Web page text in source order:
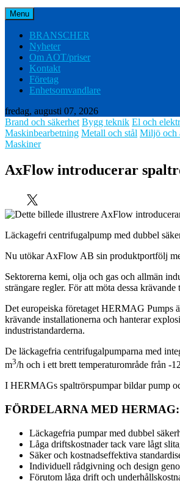
Menu
BRANSCHER
Nyheter
Om AOT/priser
Kontakt
Företag
Enhetsomvandlare
fredag, augusti 07, 2026
Brand och säkerhet Bygg teknik El och
Maskinbearbetning Metall och stål Miljö och
Maskiner
AxFlow introducerar
Läckagefri centrifugalpump med dubbel
Nu utökar AxFlow AB sin produktportfölj
Sektorerna kemi, olja och gas och allmän
strängare regler. För att möta dessa
Det europeiska företaget HERMAG Pumps
krävande installationerna och hanterar
industristandarderna.
De läckagefria centrifugalpumparna med
m3/h och i ett brett temperaturområde från -
I HERMAGs spaltrörspumpar bildar pump
FÖRDELARNA MED HERMAG:
Läckagefria pumpar med dubbel
Låga driftskostnader tack vare lågt
Säker och kostnadseffektiva
Individuell rådgivning och design
Förutom låga drift och